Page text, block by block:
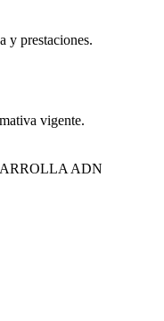
y prestaciones.
vigente.
ADN